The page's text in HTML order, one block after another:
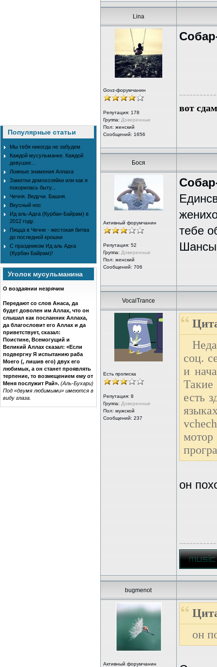
Популярные статьи
Мы тебя никогда не забудем
Каждой мусульманке. Каждой
девушке…
Ложные знамения Аллаха
Заметки домохозяйки или как я
покорилась быту...
Чечня. Ведучи. Башня.
Вкусный нос
Ид аль-Адха (Курбан-Байрам) в
2012 году.
Пицца в Чечне - жестокая битва
до последней крошки
С праздником Ид аль Адха
(Курбан Байрам)!
Уголок мусульманина
О воздаянии незрячим
Передают со слов Анаса, да
будет доволен им Аллах, что он
слышал как посланник Аллаха,
да благословит его Аллах и да
приветствует, сказал:
Поистине, Всемогущий и
Великий Аллах сказал: «Если
подвергну Я испытанию раба
Моего (, лишив его) двух его
любимых, а он станет проявлять
терпение, то возмещением ему от
Меня послужит Рай». (Аль-Бухари)
Под «двумя любимыми» имеются в
виду глаза.
Lina
Govz-форумчанин
Репутация: 178
Группа: Доверенные
Пол: женский
Сообщений: 1656
вот
Бося
Активный форумчанин
Репутация: 52
Группа: Доверенные
Пол: женский
Сообщений: 706
тебе
Шансы
VocalTrance
Есть прописка
Репутация: 8
Группа: Доверенные
Пол: мужской
Сообщений: 237
соц.
и
есть
он
bugmenot
Активный форумчанин
он